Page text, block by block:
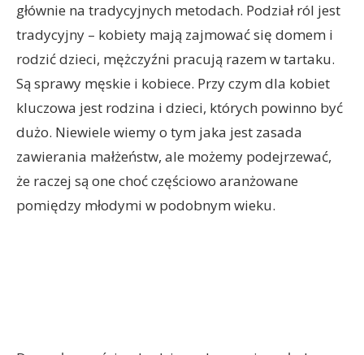
głównie na tradycyjnych metodach. Podział ról jest
tradycyjny – kobiety mają zajmować się domem i
rodzić dzieci, mężczyźni pracują razem w tartaku.
Są sprawy męskie i kobiece. Przy czym dla kobiet
kluczowa jest rodzina i dzieci, których powinno być
dużo. Niewiele wiemy o tym jaka jest zasada
zawierania małżeństw, ale możemy podejrzewać,
że raczej są one choć częściowo aranżowane
pomiędzy młodymi w podobnym wieku.